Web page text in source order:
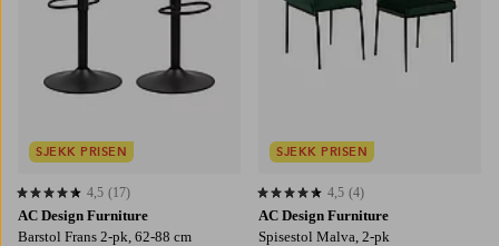
AC Design Furniture
Barstol Frans 2-pk, 62-88 cm
4,5 basert på 17 karaktergivninger
4,5 (17)
SJEKK PRISEN
AC Design Furniture
Spisestol Malva, 2-pk
4,5 basert på 4 karaktergivninger
4,5 (4)
SJEKK PRISEN